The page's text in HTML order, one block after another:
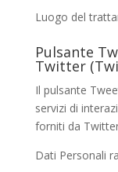
Luogo del
Pulsante
Twitter
Il pulsante
servizi di
forniti da
Dati Personali